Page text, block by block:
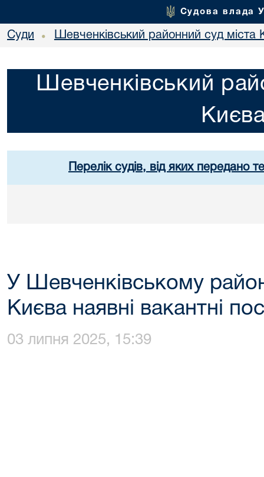
Судова влада
Суди • Шевченківський районний суд міста
Шевченківський
Перелік судів, від яких передано
У Шевченківському
Києва наявні вакантні
03 липня 2025, 15:39